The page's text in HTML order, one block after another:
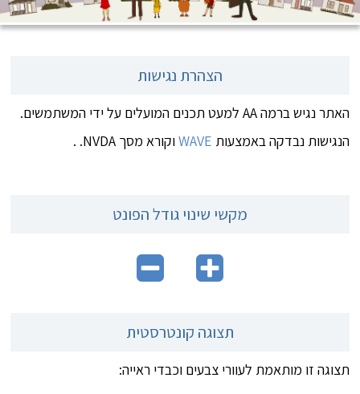
הצהרת נגישות
האתר נגיש ברמה AA למעט תכנים המועלים על ידי המשתמשים.
הנגישות נבדקה באמצעות WAVEוקורא מסך NVDA. .
מקשי שינוי גודל הפונט
תצוגה קונטרסטית
תצוגה זו מותאמת לעוורי צבעים וכבדי ראייה: